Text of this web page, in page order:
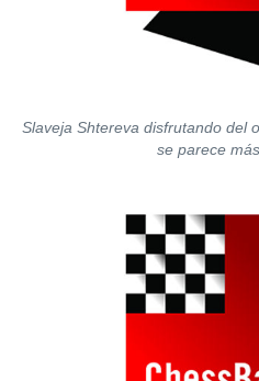
Slaveja Shtereva disfrutando del
se parece